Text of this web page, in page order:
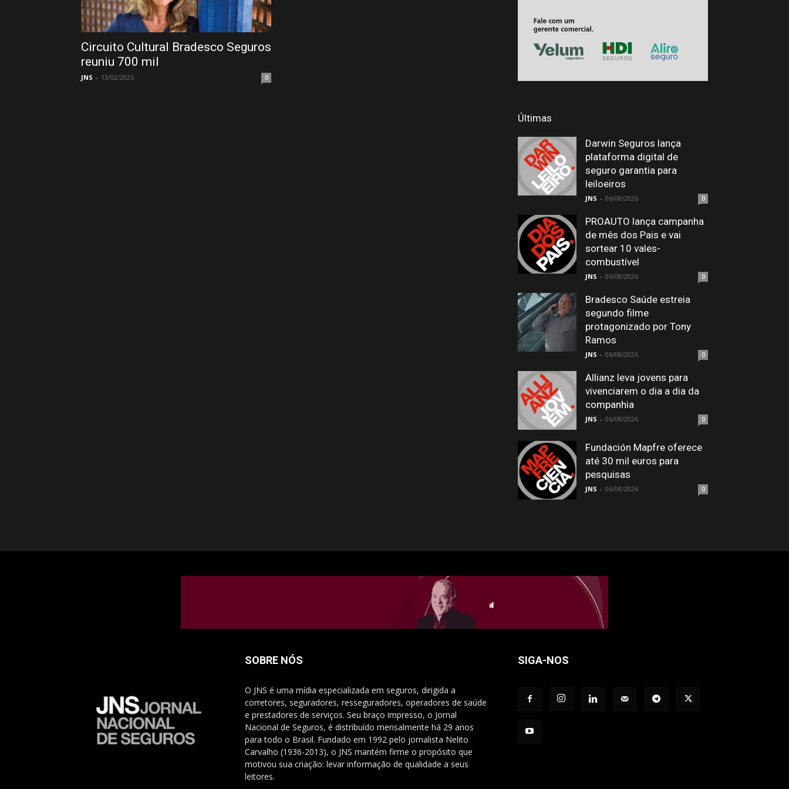
Circuito Cultural Bradesco Seguros
reuniu 700 mil
JNS - 13/02/2025 0
Últimas
Darwin Seguros lança
plataforma digital de
seguro garantia para
leiloeiros
JNS - 06/08/2026 0
PROAUTO lança campanha
de mês dos Pais e vai
sortear 10 vales-
combustível
JNS - 06/08/2026 0
Bradesco Saúde estreia
segundo filme
protagonizado por Tony
Ramos
JNS - 06/08/2026 0
Allianz leva jovens para
vivenciarem o dia a dia da
companhia
JNS - 06/08/2026 0
Fundación Mapfre oferece
até 30 mil euros para
pesquisas
JNS - 06/08/2026 0
SOBRE NÓS
O JNS é uma mídia especializada em seguros, dirigida a
corretores, seguradores, resseguradores, operadores de saúde
e prestadores de serviços. Seu braço impresso, o Jornal
Nacional de Seguros, é distribuído mensalmente há 29 anos
para todo o Brasil. Fundado em 1992 pelo jornalista Nelito
Carvalho (1936-2013), o JNS mantém firme o propósito que
motivou sua criação: levar informação de qualidade a seus
leitores.
SIGA-NOS